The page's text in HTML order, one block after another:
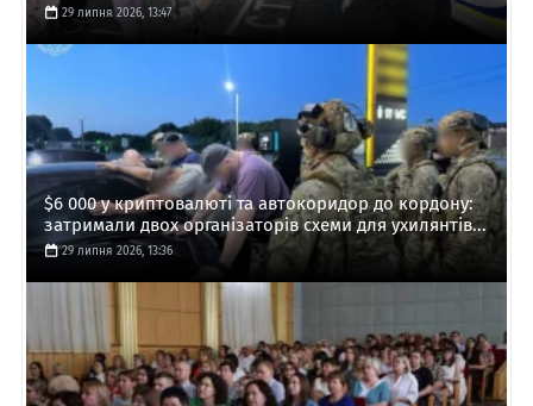
29 липня 2026, 13:47
$6 000 у криптовалюті та автокоридор до кордону:
затримали двох організаторів схеми для ухилянтів...
29 липня 2026, 13:36